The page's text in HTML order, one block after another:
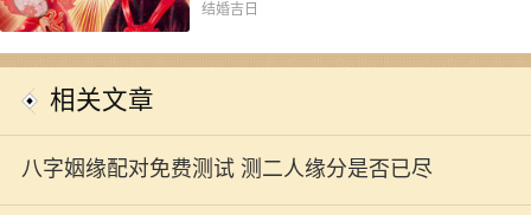
结婚吉日
相关文章
八字姻缘配对免费测试 测二人缘分是否已尽